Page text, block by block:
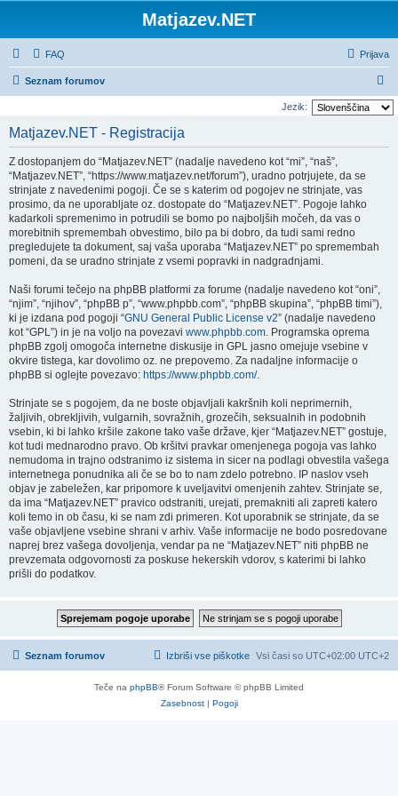
Matjazev.NET
FAQ Prijava
Seznam forumov
s
Jezik:
Matjazev.NET - Registracija
Z dostopanjem do “Matjazev.NET” (nadalje navedeno kot “mi”, “naš”,
“Matjazev.NET”, “https://www.matjazev.net/forum”), uradno potrjujete, da se
strinjate z navedenimi pogoji. Če se s katerim od pogojev ne strinjate, vas
prosimo, da ne uporabljate oz. dostopate do “Matjazev.NET”. Pogoje lahko
kadarkoli spremenimo in potrudili se bomo po najboljših močeh, da vas o
morebitnih spremembah obvestimo, bilo pa bi dobro, da tudi sami redno
pregledujete ta dokument, saj vaša uporaba “Matjazev.NET” po spremembah
pomeni, da se uradno strinjate z vsemi popravki in nadgradnjami.
Naši forumi tečejo na phpBB platformi za forume (nadalje navedeno kot “oni”,
“njim”, “njihov”, “phpBB p”, “www.phpbb.com”, “phpBB skupina”, “phpBB timi”),
ki je izdana pod pogoji “GNU General Public License v2” (nadalje navedeno
kot “GPL”) in je na voljo na povezavi www.phpbb.com. Programska oprema
phpBB zgolj omogoča internetne diskusije in GPL jasno omejuje vsebine v
okvire tistega, kar dovolimo oz. ne prepovemo. Za nadaljne informacije o
phpBB si oglejte povezavo: https://www.phpbb.com/.
Strinjate se s pogojem, da ne boste objavljali kakršnih koli neprimernih,
žaljivih, obrekljivih, vulgarnih, sovražnih, grozečih, seksualnih in podobnih
vsebin, ki bi lahko kršile zakone tako vaše države, kjer “Matjazev.NET” gostuje,
kot tudi mednarodno pravo. Ob kršitvi pravkar omenjenega pogoja vas lahko
nemudoma in trajno odstranimo iz sistema in sicer na podlagi obvestila vašega
internetnega ponudnika ali če se bo to nam zdelo potrebno. IP naslov vseh
objav je zabeležen, kar pripomore k uveljavitvi omenjenih zahtev. Strinjate se,
da ima “Matjazev.NET” pravico odstraniti, urejati, premakniti ali zapreti katero
koli temo in ob času, ki se nam zdi primeren. Kot uporabnik se strinjate, da se
vaše objavljene vsebine shrani v arhiv. Vaše informacije ne bodo posredovane
naprej brez vašega dovoljenja, vendar pa ne “Matjazev.NET” niti phpBB ne
prevzemata odgovornosti za poskuse hekerskih vdorov, s katerimi bi lahko
prišli do podatkov.
Seznam forumov Vsi časi so UTC+02:00 UTC+2
Izbriši vse piškotke
Teče na phpBB® Forum Software © phpBB Limited
Zasebnost| Pogoji